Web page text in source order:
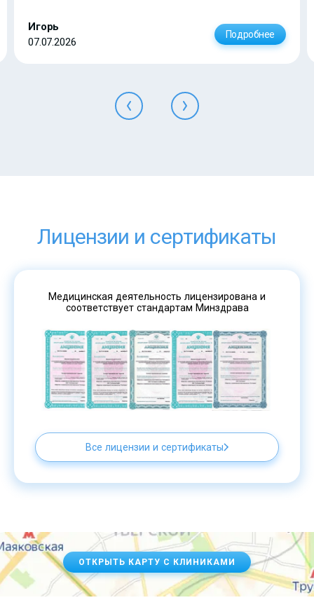
Игорь
07.07.2026
Подробнее
Лицензии и сертификаты
Медицинская деятельность лицензирована и
соответствует стандартам Минздрава
Все лицензии и сертификаты
ОТКРЫТЬ КАРТУ С КЛИНИКАМИ